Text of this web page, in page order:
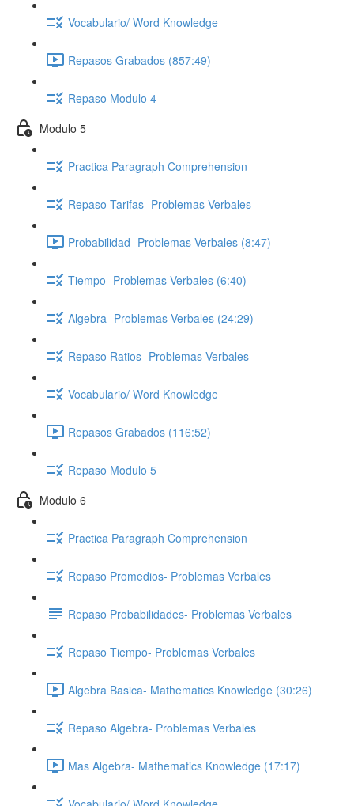
Vocabulario/ Word Knowledge
Repasos Grabados (857:49)
Repaso Modulo 4
Modulo 5
Practica Paragraph Comprehension
Repaso Tarifas- Problemas Verbales
Probabilidad- Problemas Verbales (8:47)
Tiempo- Problemas Verbales (6:40)
Algebra- Problemas Verbales (24:29)
Repaso Ratios- Problemas Verbales
Vocabulario/ Word Knowledge
Repasos Grabados (116:52)
Repaso Modulo 5
Modulo 6
Practica Paragraph Comprehension
Repaso Promedios- Problemas Verbales
Repaso Probabilidades- Problemas Verbales
Repaso Tiempo- Problemas Verbales
Algebra Basica- Mathematics Knowledge (30:26)
Repaso Algebra- Problemas Verbales
Mas Algebra- Mathematics Knowledge (17:17)